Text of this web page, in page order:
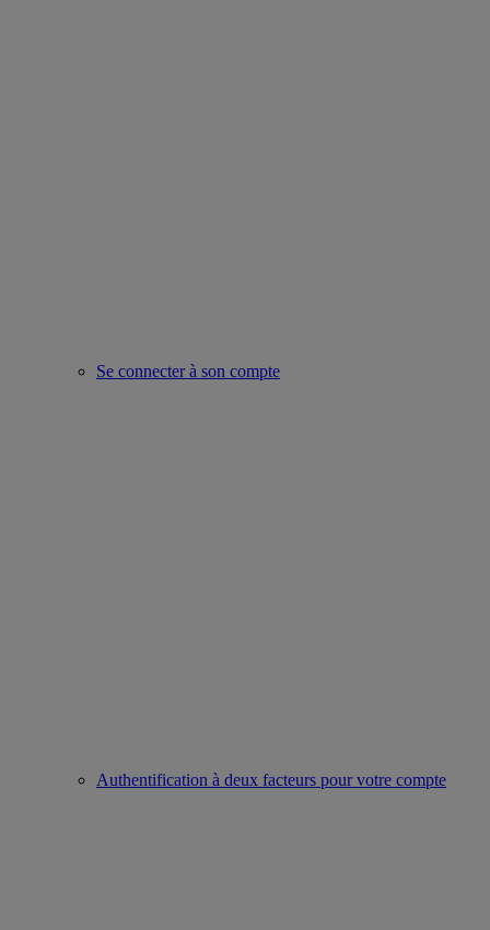
Se connecter à son compte
Authentification à deux facteurs pour votre compte